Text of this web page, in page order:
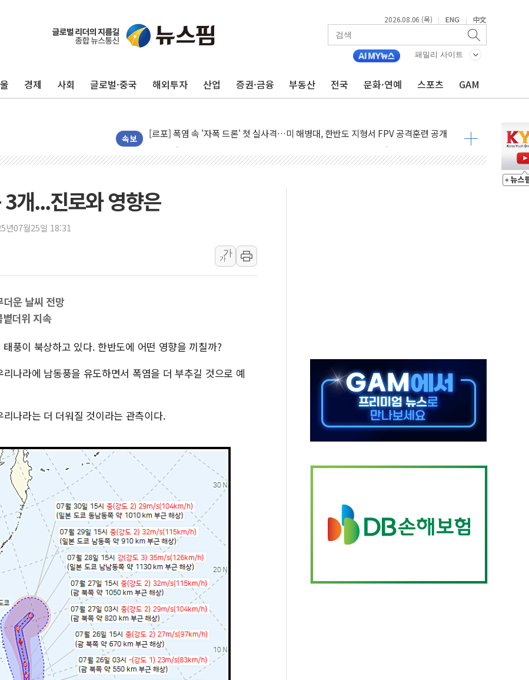
2026.08.06 (목) | ENG | 中文
패밀리 사이트
경제 사회 글로벌·중국 해외투자 산업 증권·금융 부동산 전국 문화·연예 스포츠 GAM
속보
[AI 카드뉴스] 어린이집·유치원 비상! 수족구병이 다시 유행합니다.
운수업·기업활동 '원스톱'으로...데이터처, 기업 3만1000곳 경제통계조사
공정위 "국고채 PD 15곳, 관행 아닌 담합…76조2000억 입찰 영향"
중소기업 기술자료 중국 계열사에 넘긴 세라젬…공정위 과징금 4억3200만원
국표원, 해외직구 물놀이기구·유아용품 등 94개 제품 안전기준 '부적합'
쉐이크쉑, 남양주 현대아울렛에 '다산점' 열어
소방청, 전국 시·도 구급과장 회의…중증환자 이송체계 전국 확대 점검
'달라진 임신·출산·육아 지원 한눈에'…인사처, 공무원 인사제도 안내서 발간
정부혁신 우수사례 세계에 알린다…식약처 AI 심사·소방청 119안심콜 영문 영상 제작
현대리바트, '2026 코리아빌드위크' 참가…리모델링 상담 제공
[K메이커] 코셔에서 할랄까지…대상, 종가가 넘은 건 국경 아닌 '식문화 장벽'
[특징주] 비철금속 업종 11% 급등…구리 가격 상승 전망 부각
외국인 돌아왔지만 …'삼전·하이닉스'는 사고 급등주는 팔았다
개...진로와 영향은
년07월25일 18:31
가
가
운 날씨 전망
더위 지속
풍이 북상하고 있다. 한반도에 어떤 영향을 끼칠까?
나라에 남동풍을 유도하면서 폭염을 더 부추길 것으로 예
나라는 더 더워질 것이라는 관측이다.